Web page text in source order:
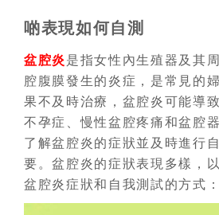
啲表現如何自測
盆腔炎是指女性內生殖器及其
腔腹膜發生的炎症，是常見的
果不及時治療，盆腔炎可能導
不孕症、慢性盆腔疼痛和盆腔
了解盆腔炎的症狀並及時進行
要。盆腔炎的症狀表現多樣，
盆腔炎症狀和自我測試的方式：